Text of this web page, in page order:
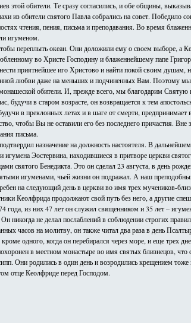
этой обители. Те сразу согласились, и обе общины,
из обители святого Павла собрались на совет.
чтения, пения, письма и преподавания. Во время
игуменом.
переплыть океан. Они доложили ему о своем выборе, а
во Христе Господину и блаженнейшему папе
приятнейшее иго Христово и найти покой своим душам,
любви даже на меньших и подчиненных Вам. Поэтому
обители. И, прежде всего, мы благодарим
в старом возрасте, он возвращается к тем
в преклонных летах и в шаге от смерти,
Вы не оставили его без последнего причастия. Вне
письма.
назначение на должность настоятеля. В
Эостервина, находившиеся в притворе церкви
святого Бенедикта. Это он сделал 23 августа, в день
игуменами, чьей жизни он подражал. А наш
на следующий день в церкви во имя трех мучеников-
Кеолфрида продолжают свой путь без него, а другие
из них 47 лет он служил священником и 35 лет –
не делал послаблений в соблюдении строгих
часов на молитву, он также читал два раза в день
одного, когда он перебирался через море, и еще
в местном монастыре во имя святых близнецов,
Они родились в один день и возродились крещением
отце Кеолфриде перед Господом.